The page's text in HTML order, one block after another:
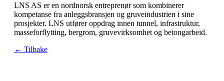
LNS AS er en nordnorsk entreprenør som kombinerer
kompetanse fra anleggsbransjen og gruveindustrien i sine
prosjekter. LNS utfører oppdrag innen tunnel, infrastruktur,
masseforflytting, bergrom, gruvevirksomhet og betongarbeid.
← Tilbake